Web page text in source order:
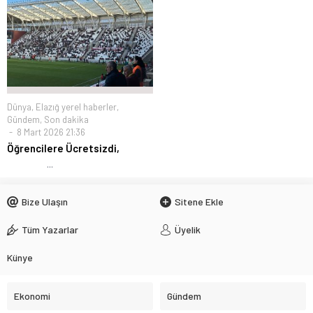
Dünya, Elazığ yerel haberler,
Gündem, Son dakika
8 Mart 2026 21:36
Öğrencilere Ücretsizdi,
...
Bize Ulaşın Sitene Ekle
Tüm Yazarlar Üyelik
Künye
Ekonomi Gündem